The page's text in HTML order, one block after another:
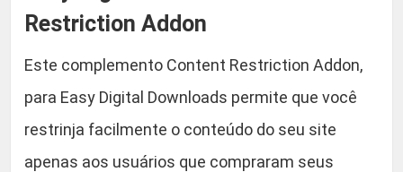
5
9
,
9
.
o
d
s
o
n
Restriction Addon
Este complemento Content Restriction Addon,
para Easy Digital Downloads permite que você
restrinja facilmente o conteúdo do seu site
apenas aos usuários que compraram seus